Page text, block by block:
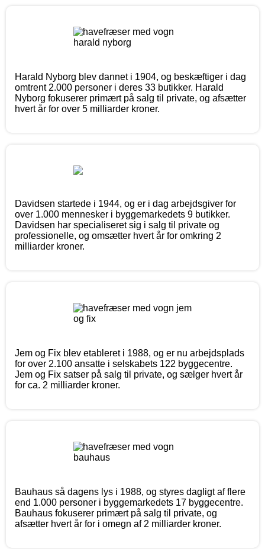
Harald Nyborg blev dannet i 1904, og beskæftiger i dag
omtrent 2.000 personer i deres 33 butikker. Harald
Nyborg fokuserer primært på salg til private, og afsætter
hvert år for over 5 milliarder kroner.
Davidsen startede i 1944, og er i dag arbejdsgiver for
over 1.000 mennesker i byggemarkedets 9 butikker.
Davidsen har specialiseret sig i salg til private og
professionelle, og omsætter hvert år for omkring 2
milliarder kroner.
Jem og Fix blev etableret i 1988, og er nu arbejdsplads
for over 2.100 ansatte i selskabets 122 byggecentre.
Jem og Fix satser på salg til private, og sælger hvert år
for ca. 2 milliarder kroner.
Bauhaus så dagens lys i 1988, og styres dagligt af flere
end 1.000 personer i byggemarkedets 17 byggecentre.
Bauhaus fokuserer primært på salg til private, og
afsætter hvert år for i omegn af 2 milliarder kroner.